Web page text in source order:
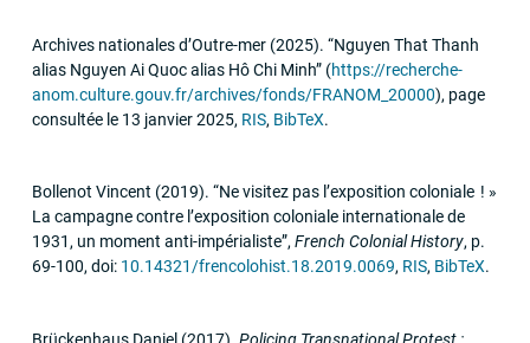
Archives nationales d’Outre-mer (2025). “Nguyen That Thanh
alias Nguyen Ai Quoc alias Hô Chi Minh” (https://recherche-
anom.culture.gouv.fr/archives/fonds/FRANOM_20000), page
consultée le 13 janvier 2025, RIS, BibTeX.
Bollenot Vincent (2019). “Ne visitez pas l’exposition coloniale ! »
La campagne contre l’exposition coloniale internationale de
1931, un moment anti-impérialiste”,French Colonial History, p.
69-100,doi: 10.14321/frencolohist.18.2019.0069, RIS, BibTeX.
Brückenhaus Daniel (2017) Policing Transnational Protest :